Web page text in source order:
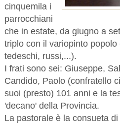
cinquemila i
parrocchiani
che in estate, da giugno a
triplo con il variopinto
tedeschi, russi,...).
I frati sono sei: Giuseppe,
Candido, Paolo (confratello
suoi (presto) 101 anni e la
'decano' della Provincia.
La pastorale è la consueta